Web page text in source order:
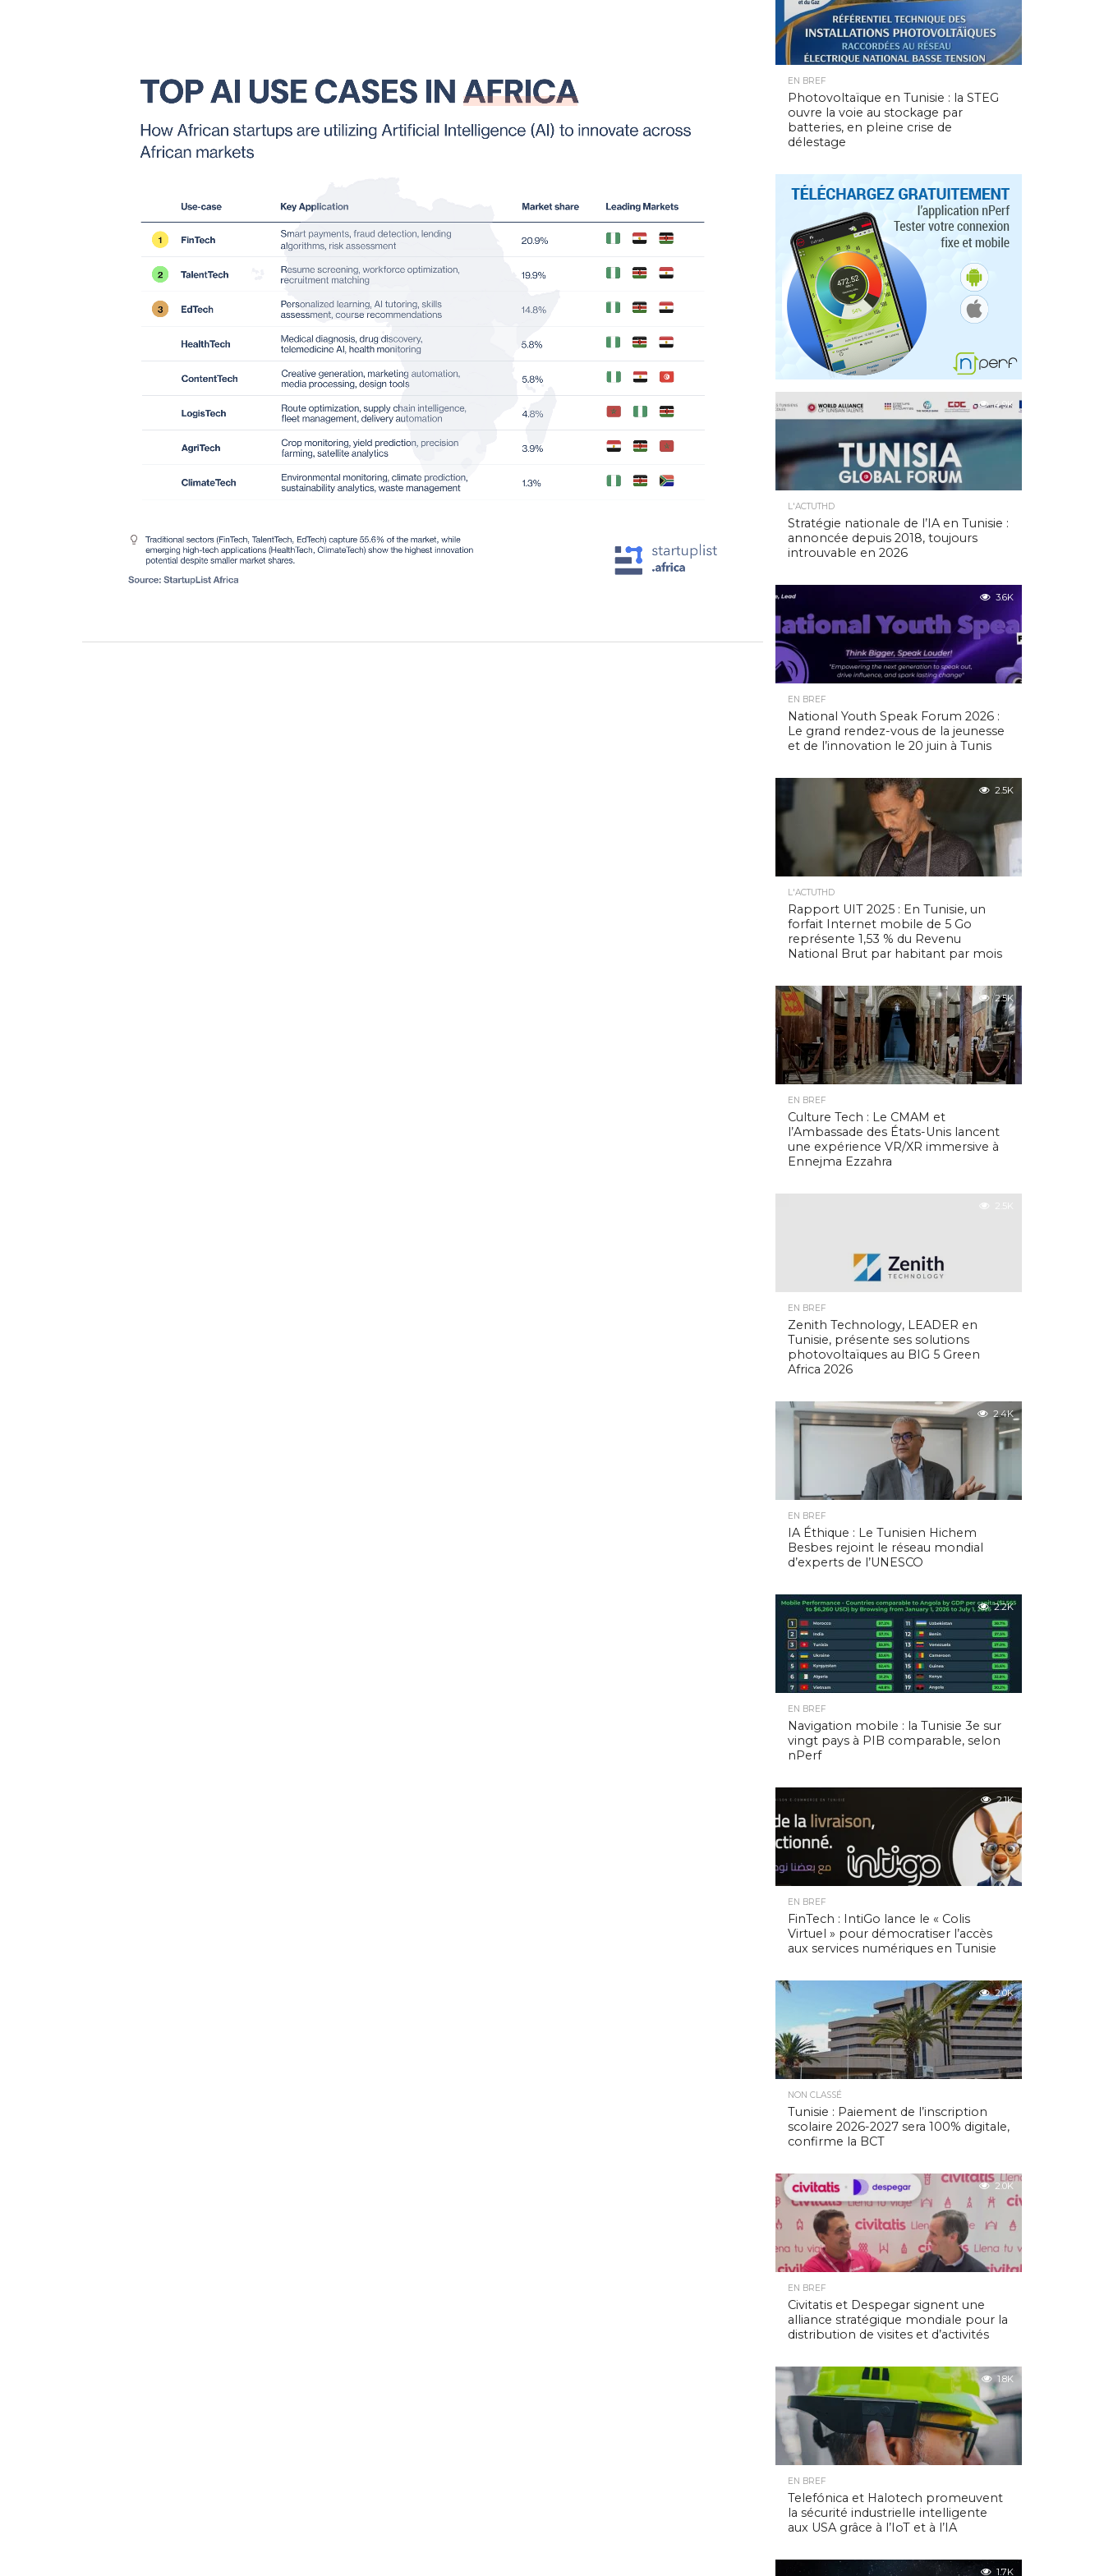
EN BREF
Photovoltaïque en Tunisie : la STEG
ouvre la voie au stockage par
batteries, en pleine crise de
délestage
4.9K
L'ACTUTHD
Stratégie nationale de l’IA en Tunisie :
annoncée depuis 2018, toujours
introuvable en 2026
3.6K
EN BREF
National Youth Speak Forum 2026 :
Le grand rendez-vous de la jeunesse
et de l’innovation le 20 juin à Tunis
2.5K
L'ACTUTHD
Rapport UIT 2025 : En Tunisie, un
forfait Internet mobile de 5 Go
représente 1,53 % du Revenu
National Brut par habitant par mois
2.5K
EN BREF
Culture Tech : Le CMAM et
l’Ambassade des États-Unis lancent
une expérience VR/XR immersive à
Ennejma Ezzahra
2.5K
EN BREF
Zenith Technology, LEADER en
Tunisie, présente ses solutions
photovoltaïques au BIG 5 Green
Africa 2026
2.4K
EN BREF
IA Éthique : Le Tunisien Hichem
Besbes rejoint le réseau mondial
d’experts de l’UNESCO
2.2K
EN BREF
Navigation mobile : la Tunisie 3e sur
vingt pays à PIB comparable, selon
nPerf
2.1K
EN BREF
FinTech : IntiGo lance le « Colis
Virtuel » pour démocratiser l’accès
aux services numériques en Tunisie
2.0K
NON CLASSÉ
Tunisie : Paiement de l’inscription
scolaire 2026-2027 sera 100% digitale,
confirme la BCT
2.0K
EN BREF
Civitatis et Despegar signent une
alliance stratégique mondiale pour la
distribution de visites et d’activités
1.8K
EN BREF
Telefónica et Halotech promeuvent
la sécurité industrielle intelligente
aux USA grâce à l’IoT et à l’IA
1.7K